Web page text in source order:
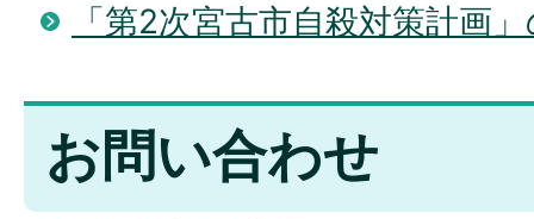
「第2次宮古市自殺対策計画
お問い合わせ